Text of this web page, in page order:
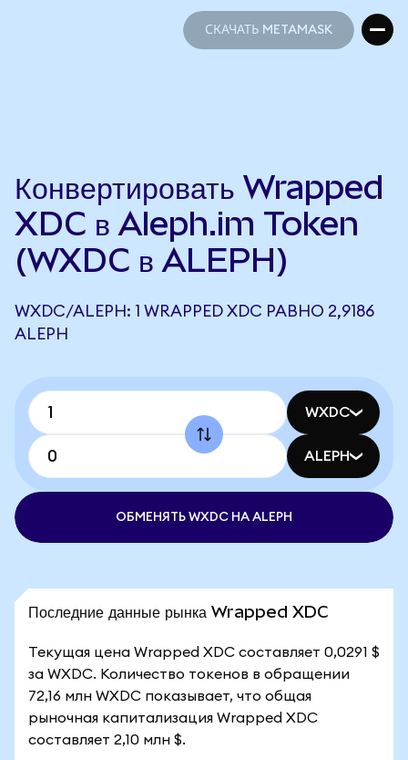
СКАЧАТЬ METAMASK
Конвертировать Wrapped
XDC в Aleph.im Token
(WXDC в ALEPH)
WXDC/ALEPH: 1 WRAPPED XDC РАВНО 2,9186
ALEPH
WXDC
ALEPH
ОБМЕНЯТЬ WXDC НА ALEPH
Последние данные рынка Wrapped XDC
Текущая цена Wrapped XDC составляет 0,0291 $
за WXDC. Количество токенов в обращении
72,16 млн WXDC показывает, что общая
рыночная капитализация Wrapped XDC
составляет 2,10 млн $.